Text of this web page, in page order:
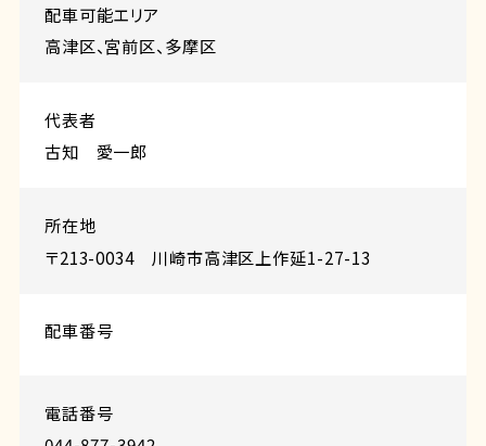
配⾞可能エリア
高津区、宮前区、多摩区
代表者
古知 愛一郎
所在地
〒213-0034 川崎市高津区上作延1-27-13
配車番号
電話番号